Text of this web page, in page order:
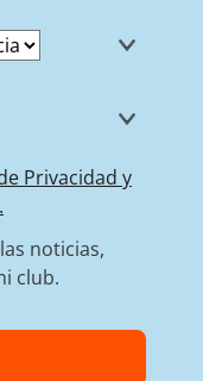
Privacidad y
noticias,
club.